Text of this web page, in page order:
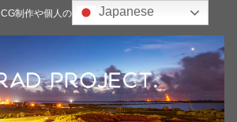
CG制作や個人の雑記ブログJapanese